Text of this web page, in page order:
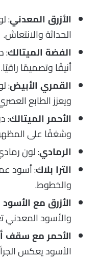
الأزرق المعدني:
الحداثة والانتعاش.
الفضة الميتالك:
أنيقًا وتصميمًا راقيًا.
القمري الأبيض:
ويعزز الطابع
الأحمر الميتالك:
وشغفًا على المظهر
الرمادي: لون
الترا بلاك: أسود
والخطوط.
الأزرق مع الأسود
والأسود المعدني
الأحمر مع سقف
الأسود يعكس